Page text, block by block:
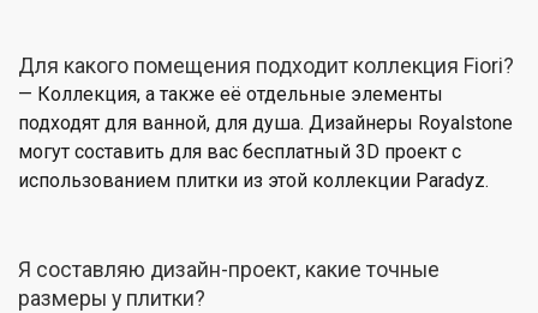
Для какого помещения подходит коллекция Fiori?
— Коллекция, а также её отдельные элементы
подходят для ванной, для душа. Дизайнеры Royalstone
могут составить для вас бесплатный 3D проект с
использованием плитки из этой коллекции Paradyz.
Я составляю дизайн-проект, какие точные
размеры у плитки?